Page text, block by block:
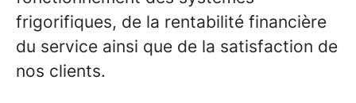
frigorifiques, de la rentabilité financière
du service ainsi que de la satisfaction de
nos clients.